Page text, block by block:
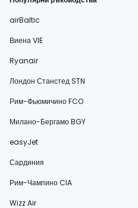
airBaltic
Виена VIE
Ryanair
Лондон Станстед STN
Рим-Фьюмичино FCO
Милано-Бергамо BGY
easyJet
Сардиния
Рим-Чампино CIA
Wizz Air